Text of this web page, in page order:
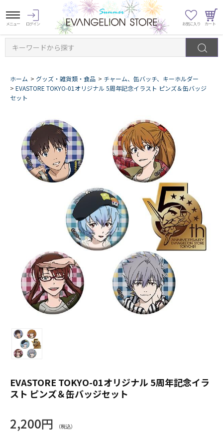
キーワードから探す
ホーム > グッズ・雑貨類・食品 > チャーム、缶バッチ、キーホルダー
> EVASTORE TOKYO-01オリジナル 5周年記念イラスト ピンズ＆缶バッジ
セット
EVASTORE TOKYO-01オリジナル 5周年記念イラ
スト ピンズ＆缶バッジセット
2,200円